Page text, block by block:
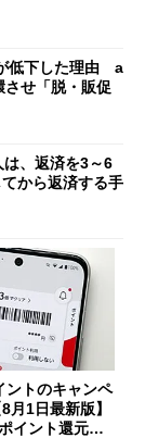
低下した理由 a
せ「脱・販促
、返済を3～6
から返済する手
ントのキャンペ
月1日最新版】
イント還元の